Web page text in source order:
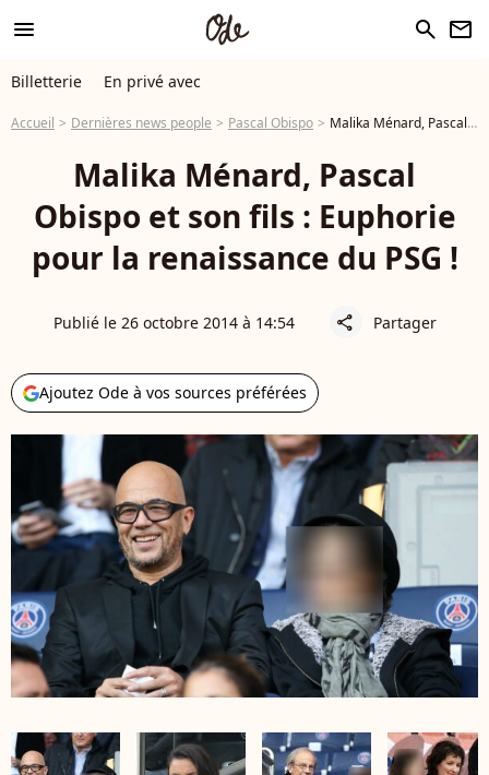
menu search newsletter
Billetterie En privé avec
Accueil Dernières news people Pascal Obispo Malika Ménard, Pascal Obispo et son fils : Euphorie pour la renaissance du PSG !
Malika Ménard, Pascal
Obispo et son fils : Euphorie
pour la renaissance du PSG !
Publié le 26 octobre 2014 à 14:54 share Partager
Ajoutez Ode à vos sources préférées